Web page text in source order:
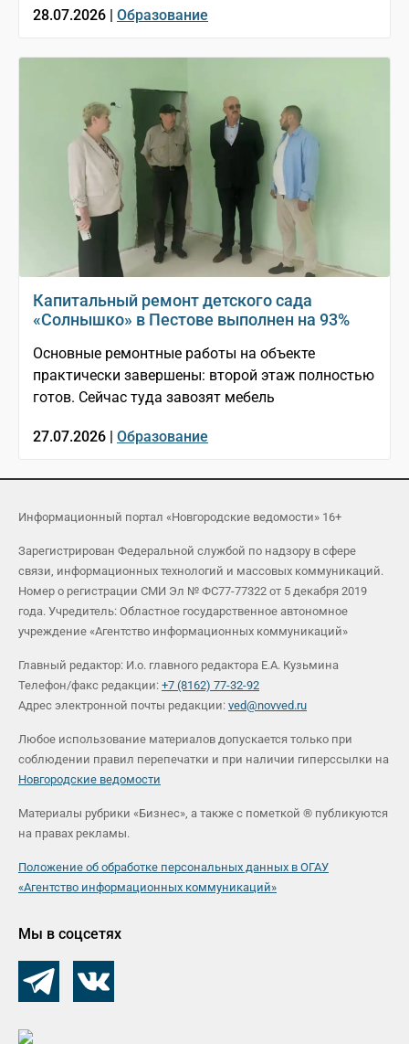
28.07.2026 | Образование
Капитальный ремонт детского сада
«Солнышко» в Пестове выполнен на 93%
Основные ремонтные работы на объекте
практически завершены: второй этаж полностью
готов. Сейчас туда завозят мебель
27.07.2026 | Образование
Информационный портал «Новгородские ведомости» 16+
Зарегистрирован Федеральной службой по надзору в сфере
связи, информационных технологий и массовых коммуникаций.
Номер о регистрации СМИ Эл № ФС77-77322 от 5 декабря 2019
года. Учредитель: Областное государственное автономное
учреждение «Агентство информационных коммуникаций»
Главный редактор: И.о. главного редактора Е.А. Кузьмина
Телефон/факс редакции: +7 (8162) 77-32-92
Адрес электронной почты редакции: ved@novved.ru
Любое использование материалов допускается только при
соблюдении правил перепечатки и при наличии гиперссылки на
Новгородские ведомости
Материалы рубрики «Бизнес», а также с пометкой ® публикуются
на правах рекламы.
Положение об обработке персональных данных в ОГАУ
«Агентство информационных коммуникаций»
Мы в соцсетях